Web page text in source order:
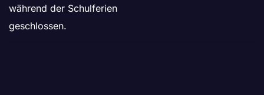
während der Schulferien
geschlossen.